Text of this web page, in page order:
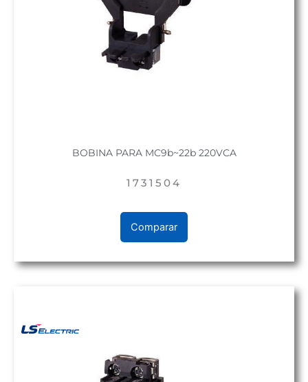
BOBINA PARA MC9b~22b 220VCA
1731504
Comparar